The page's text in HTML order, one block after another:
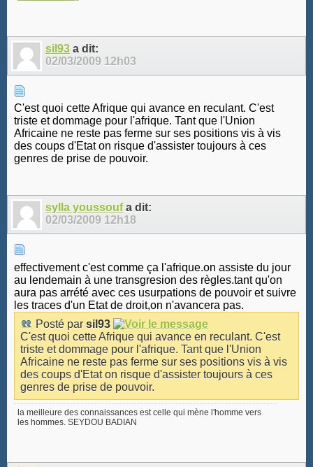
sil93 a dit:
02/03/2009 12h03
C'est quoi cette Afrique qui avance en reculant. C'est
triste et dommage pour l'afrique. Tant que l'Union
Africaine ne reste pas ferme sur ses positions vis à vis
des coups d'Etat on risque d'assister toujours à ces
genres de prise de pouvoir.
sylla youssoufa dit:
02/03/2009 12h18
effectivement c'est comme ça l'afrique.on assiste du jour
au lendemain à une transgresion des règles.tant qu'on
aura pas arrété avec ces usurpations de pouvoir et suivre
les traces d'un Etat de droit,on n'avancera pas.
Posté par sil93
C'est quoi cette Afrique qui avance en reculant. C'est
triste et dommage pour l'afrique. Tant que l'Union
Africaine ne reste pas ferme sur ses positions vis à vis
des coups d'Etat on risque d'assister toujours à ces
genres de prise de pouvoir.
la meilleure des connaissances est celle qui mène l'homme vers
les hommes. SEYDOU BADIAN